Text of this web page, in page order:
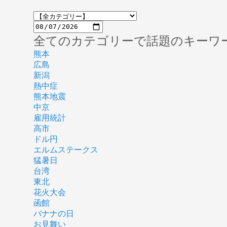
全てのカテゴリーで話題のキーワ
熊本
広島
新潟
熱中症
熊本地震
中京
雇用統計
高市
ドル円
エルムステークス
猛暑日
台湾
東北
花火大会
函館
バナナの日
お見舞い